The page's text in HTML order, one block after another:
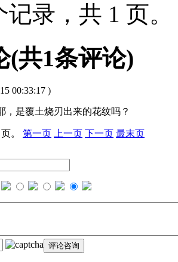
记录，共 1 页。
(共1条评论)
00:33:17 )
，是覆土烧刃出来的花纹吗？
。 第一页 上一页 下一页 最末页